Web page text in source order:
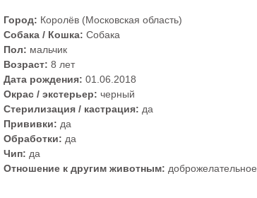
Город: Королёв (Московская область)
Собака / Кошка: Собака
Пол: мальчик
Возраст: 8 лет
Дата рождения: 01.06.2018
Окрас / экстерьер: черный
Стерилизация / кастрация: да
Прививки: да
Обработки: да
Чип: да
Отношение к другим животным: доброжелательное